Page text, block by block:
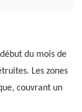
du mois de
Les zones
couvrant un